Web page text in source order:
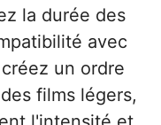
la durée des
avec
un ordre
films légers,